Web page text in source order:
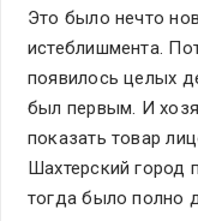
Это было нечто
истеблишмента.
появилось целых
был первым. И
показать товар
Шахтерский город
тогда было полно